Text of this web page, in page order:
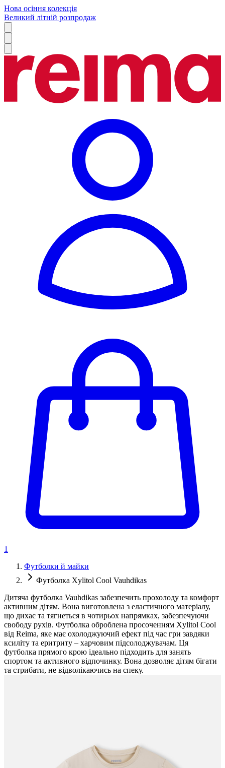
Нова осіння колекція
Великий літній розпродаж
1
Футболки й майки
Футболка Xylitol Cool Vauhdikas
Дитяча футболка Vauhdikas забезпечить прохолоду та комфорт
активним дітям. Вона виготовлена з еластичного матеріалу,
що дихає та тягнеться в чотирьох напрямках, забезпечуючи
свободу рухів. Футболка оброблена просоченням Xylitol Cool
від Reima, яке має охолоджуючий ефект під час гри завдяки
ксиліту та еритриту – харчовим підсолоджувачам. Ця
футболка прямого крою ідеально підходить для занять
спортом та активного відпочинку. Вона дозволяє дітям бігати
та стрибати, не відволікаючись на спеку.